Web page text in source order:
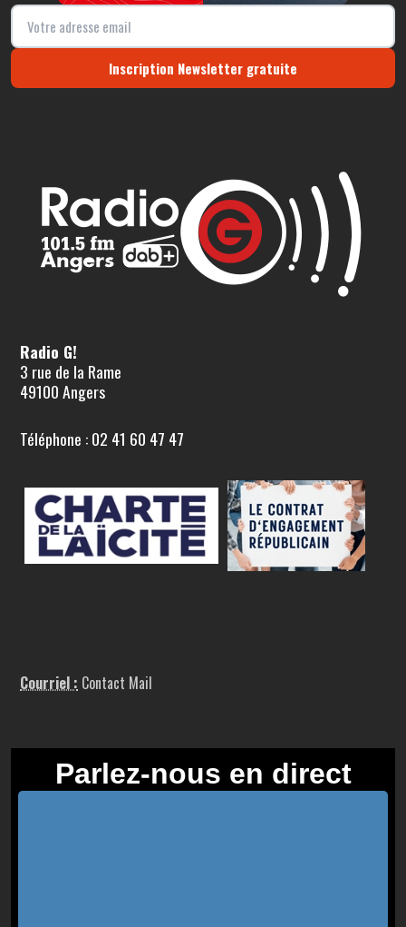
Inscription Newsletter gratuite
Radio G!
3 rue de la Rame
49100 Angers
Téléphone : 02 41 60 47 47
Courriel : Contact Mail